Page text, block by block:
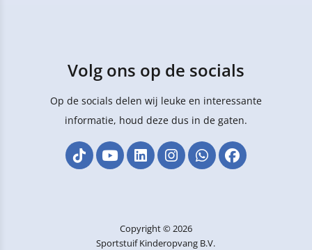
Volg ons op de socials
Op de socials delen wij leuke en interessante
informatie, houd deze dus in de gaten.
Copyright © 2026
Sportstuif Kinderopvang B.V.